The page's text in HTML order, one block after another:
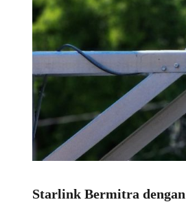
Starlink Bermitra